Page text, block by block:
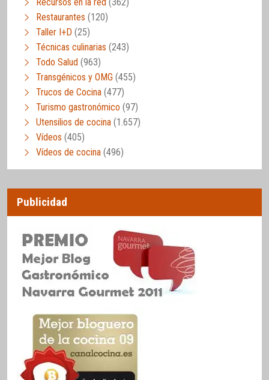
Recursos en la red (362)
Restaurantes (120)
Taller I+D (25)
Técnicas culinarias (243)
Todo Salud (963)
Transgénicos y OMG (455)
Trucos de Cocina (477)
Turismo gastronómico (97)
Utensilios de cocina (1.657)
Vídeos (405)
Vídeos de cocina (496)
Publicidad